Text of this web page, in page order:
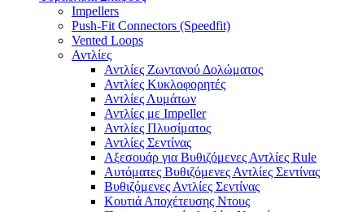
Impellers
Push-Fit Connectors (Speedfit)
Vented Loops
Αντλίες
Αντλίες Ζωντανού Δολώματος
Αντλίες Κυκλοφορητές
Αντλίες Λυμάτων
Αντλίες με Impeller
Αντλίες Πλυσίματος
Αντλίες Σεντίνας
Αξεσουάρ για Βυθιζόμενες Αντλίες Rule
Αυτόματες Βυθιζόμενες Αντλίες Σεντίνας
Βυθιζόμενες Αντλίες Σεντίνας
Κουτιά Αποχέτευσης Ντους